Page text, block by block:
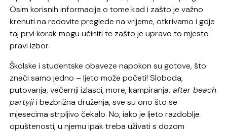
Osim korisnih informacija o tome kad i zašto je važno
krenuti na redovite preglede na vrijeme, otkrivamo i gdje
taj prvi korak mogu učiniti te zašto je upravo to mjesto
pravi izbor.
Školske i studentske obaveze napokon su gotove, što
znači samo jedno – ljeto može početi! Sloboda,
putovanja, večernji izlasci, more, kampiranja, after beach
partyjii bezbrižna druženja, sve su ono što se
mjesecima strpljivo čekalo. No, iako je ljeto razdoblje
opuštenosti, u njemu ipak treba uživati s dozom